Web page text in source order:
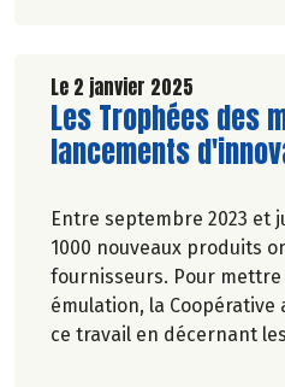
Le 2 janvier 2025
Lire la suite de
Les Trophées des
lancements
Entre septembre 2023 et
1000 nouveaux produits
fournisseurs. Pour
émulation, la Coopérative
ce travail en décernant